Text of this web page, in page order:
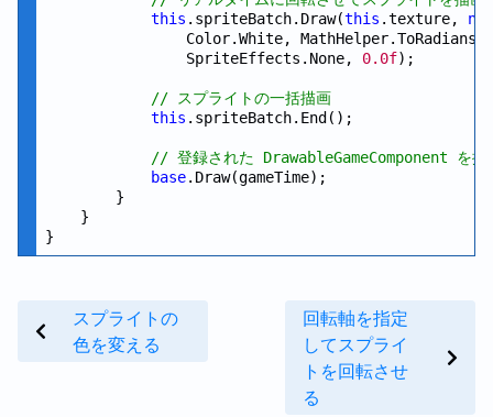
this .spriteBatch.Draw(this .texture, new
                Color.White, MathHelper.ToRadians(
                SpriteEffects.None,
0.0f);
// スプライトの一括描画
this .spriteBatch.End();
// 登録された DrawableGameComponent を描
base.Draw(gameTime);
        }
    }
スプライトの
色を変える
回転軸を指定
してスプライ
トを回転させ
る